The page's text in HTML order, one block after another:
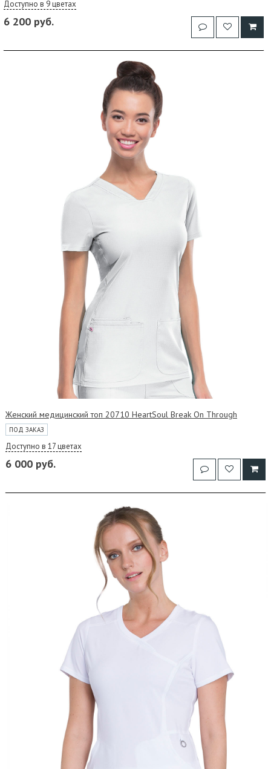
Доступно в 9 цветах
6 200 руб.
Женский медицинский топ 20710 HeartSoul Break On Through
ПОД ЗАКАЗ
Доступно в 17 цветах
6 000 руб.